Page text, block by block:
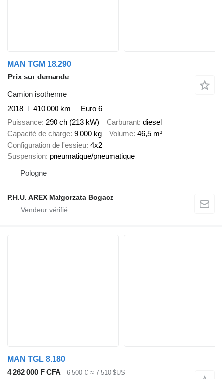
MAN TGM 18.290
Prix sur demande
Camion isotherme
2018
410 000 km
Euro 6
Puissance 290 ch (213 kW) Carburant diesel
Capacité de charge 9 000 kg Volume 46,5 m³
Configuration de l'essieu 4x2
Suspension pneumatique/pneumatique
Pologne
P.H.U. AREX Małgorzata Bogacz
MAN TGL 8.180
4 262 000 F CFA
6 500 € ≈ 7 510 $US